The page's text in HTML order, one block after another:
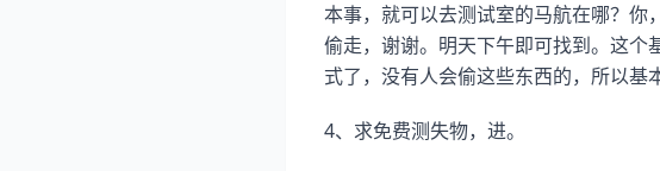
本事，就可以去测试室的马航在哪？你
偷走，谢谢。明天下午即可找到。这个
式了，没有人会偷这些东西的，所以基
4、求免费测失物，进。